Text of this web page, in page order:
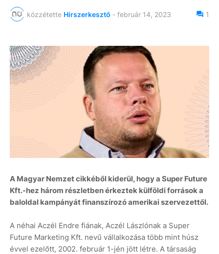
közzétette Hírszerkesztő - február 14, 2023 1
A Magyar Nemzet cikkéből kiderül, hogy a Super Future
Kft.-hez három részletben érkeztek külföldi források a
baloldal kampányát finanszírozó amerikai szervezettől.
A néhai Aczél Endre fiának, Aczél Lászlónak a Super
Future Marketing Kft. nevű vállalkozása több mint húsz
évvel ezelőtt, 2002. február 1-jén jött létre. A társaság